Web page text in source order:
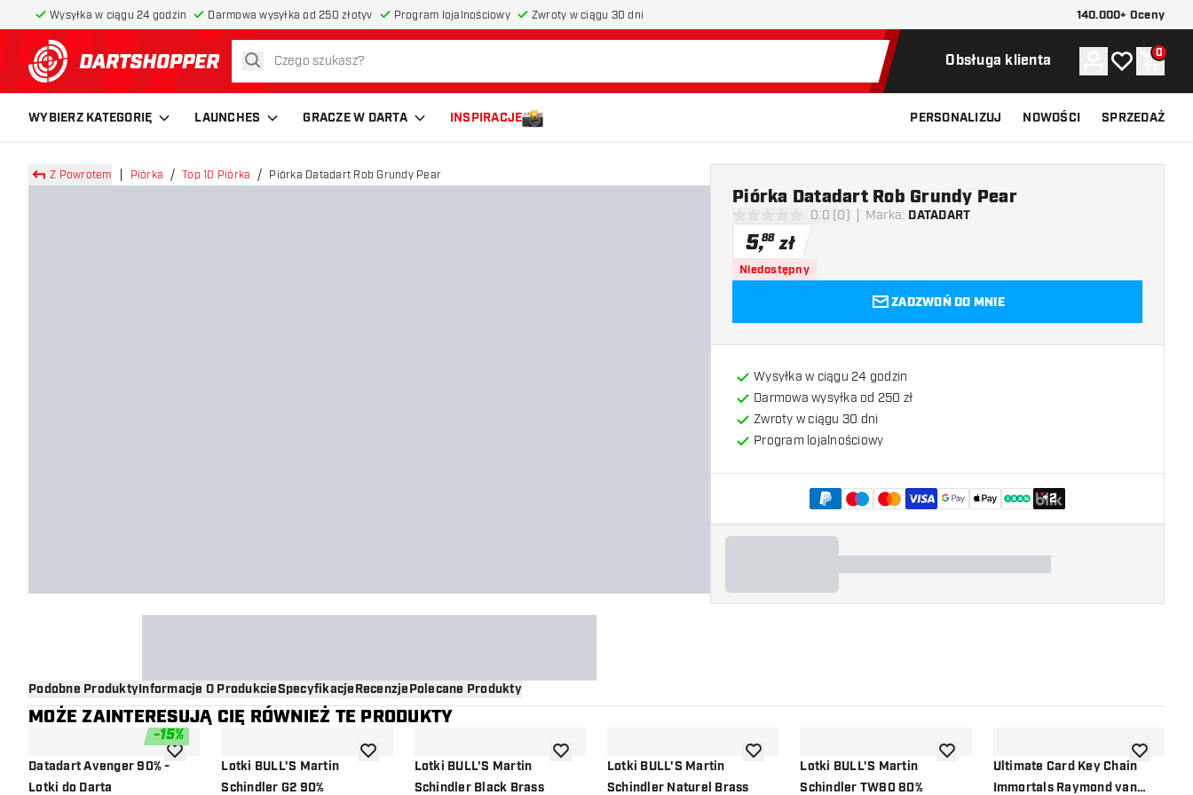
Wysyłka w ciągu 24 godzin Darmowa wysyłka od 250 złotyv Program lojalnościowy Zwroty w ciągu 30 dni 140.000+ Oceny
powrót do strony głównej
szukaj Obsługa klienta Konto
Moja listaKoszyk
0
WYBIERZ KATEGORIĘ LAUNCHES GRACZE W DARTA INSPIRACJE PERSONALIZUJ NOWOŚCI SPRZEDAŻ
Z Powrotem Piórka Top 10 Piórka Piórka Datadart Rob Grundy Pear
0 gwiazdki oceny0.0 (0) Marka: DATADART
Piórka Datadart Rob Grundy Pear
5,88 zł
Niedostępny
ZADZWOŃ DO MNIE
Wysyłka w ciągu 24 godzin
Darmowa wysyłka od 250 zł
Zwroty w ciągu 30 dni
Program lojalnościowy
+2
Podobne ProduktyInformacje O ProdukcieSpecyfikacjeRecenzjePolecane Produkty
MOŻE ZAINTERESUJĄ CIĘ RÓWNIEŻ TE PRODUKTY
-15%
Datadart Avenger 90% -
Lotki do Darta
dodaj do listy życzeń
Lotki BULL'S Martin
Schindler G2 90%
dodaj do listy życzeń
Lotki BULL'S Martin
Schindler Black Brass
dodaj do listy życzeń
Lotki BULL'S Martin
Schindler Naturel Brass
dodaj do listy życzeń
Lotki BULL'S Martin
Schindler TW80 80%
dodaj do listy życzeń
Ultimate Card Key Chain
Immortals Raymond van
dodaj do